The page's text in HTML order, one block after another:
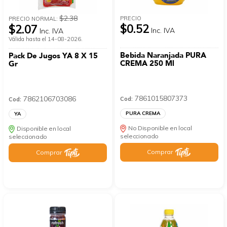
PRECIO NORMAL:$2.38
$2.07 Inc. IVA
Válida hasta el 14-08-2026.
Pack De Jugos YA 8 X 15
Gr
Cod: 7862106703086
YA
Disponible en local
seleccionado
Comprar
PRECIO
$0.52 Inc. IVA
Bebida Naranjada PURA
CREMA 250 Ml
Cod: 7861015807373
PURA CREMA
No Disponible en local
seleccionado
Comprar